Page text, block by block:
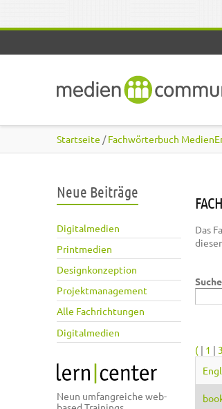
Startseite /Fachwörterbuch
Neue Beiträge
Digitalmedien
Printmedien
Designkonzeption
Projektmanagement
Alle Fachrichtungen
Digitalmedien
Neun umfangreiche web-
Das
( | 1 | 3